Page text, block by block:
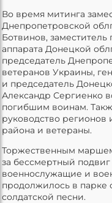
Во время митинга
Днепропетровской
Ботвинов,
аппарата Донецкой
председатель
ветеранов Украины,
и председатель
Александр Сергиенко
погибшим воинам.
руководство
района и ветераны.
Торжественным
за бессмертный
военнослужащие и
продолжилось в парке
солдатской песни.